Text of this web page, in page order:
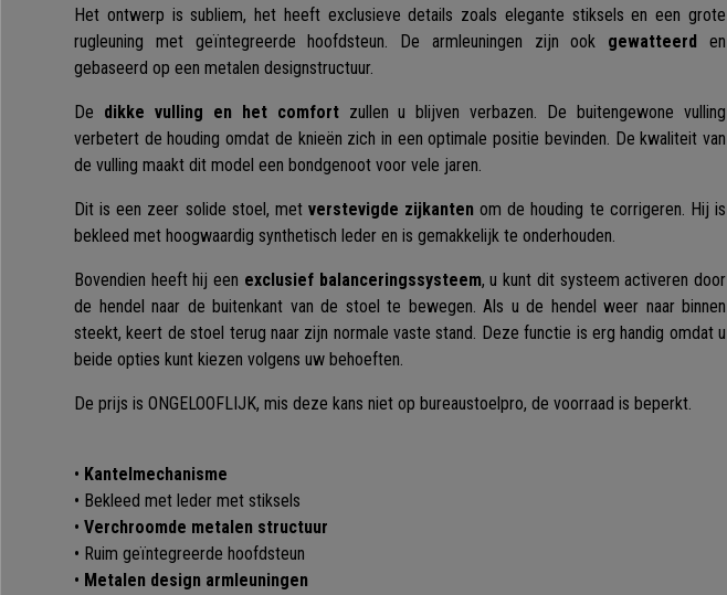
Het ontwerp is subliem, het heeft exclusieve details zoals elegante stiksels en een grote
rugleuning met geïntegreerde hoofdsteun. De armleuningen zijn ook gewatteerd en
gebaseerd op een metalen designstructuur.
De dikke vulling en het comfortzullen u blijven verbazen. De buitengewone vulling
verbetert de houding omdat de knieën zich in een optimale positie bevinden. De kwaliteit van
de vulling maakt dit model een bondgenoot voor vele jaren.
Dit is een zeer solide stoel, met verstevigde zijkanten om de houding te corrigeren. Hij is
bekleed met hoogwaardig synthetisch leder en is gemakkelijk te onderhouden.
Bovendien heeft hij een exclusief balanceringssysteem, u kunt dit systeem activeren door
de hendel naar de buitenkant van de stoel te bewegen. Als u de hendel weer naar binnen
steekt, keert de stoel terug naar zijn normale vaste stand. Deze functie is erg handig omdat u
beide opties kunt kiezen volgens uw behoeften.
De prijs is ONGELOOFLIJK, mis deze kans niet op bureaustoelpro, de voorraad is beperkt.
• Kantelmechanisme
• Bekleed met leder met stiksels
• Verchroomde metalen structuur
• Ruim geïntegreerde hoofdsteun
• Metalen design armleuningen